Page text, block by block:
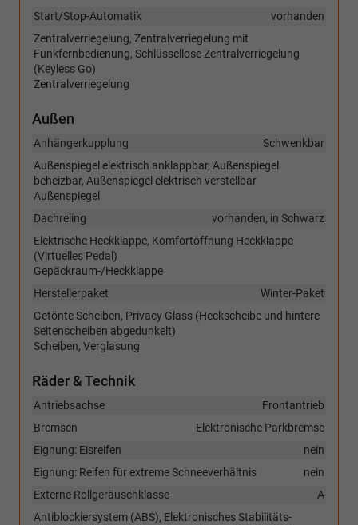
vorhanden
Start/Stop-Automatik
Zentralverriegelung, Zentralverriegelung mit
Funkfernbedienung, Schlüssellose Zentralverriegelung
(Keyless Go)
Zentralverriegelung
Außen
Schwenkbar
Anhängerkupplung
Außenspiegel elektrisch anklappbar, Außenspiegel
beheizbar, Außenspiegel elektrisch verstellbar
Außenspiegel
vorhanden, in Schwarz
Dachreling
Elektrische Heckklappe, Komfortöffnung Heckklappe
(Virtuelles Pedal)
Gepäckraum-/Heckklappe
Winter-Paket
Herstellerpaket
Getönte Scheiben, Privacy Glass (Heckscheibe und hintere
Seitenscheiben abgedunkelt)
Scheiben, Verglasung
Räder & Technik
Frontantrieb
Antriebsachse
Elektronische Parkbremse
Bremsen
nein
Eignung: Eisreifen
nein
Eignung: Reifen für extreme Schneeverhältnis
A
Externe Rollgeräuschklasse
Antiblockiersystem (ABS), Elektronisches Stabilitäts-